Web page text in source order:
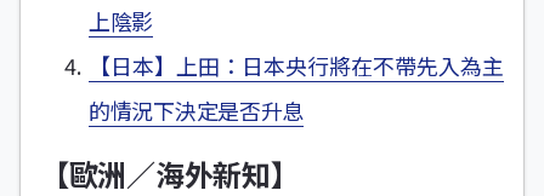
上陰影
【日本】上田：日本央行將在不帶先入為主
的情況下決定是否升息
【歐洲／海外新知】